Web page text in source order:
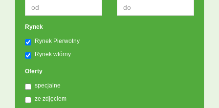
Rynek
Rynek Pierwotny
Rynek wtórny
Oferty
specjalne
ze zdjęciem